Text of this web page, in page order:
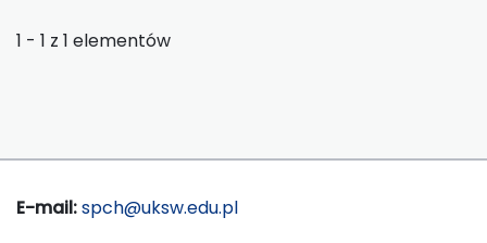
1 - 1 z 1 elementów
E-mail:spch@uksw.edu.pl